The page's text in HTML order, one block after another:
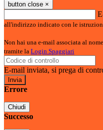
button close ×
all'indirizzo indicato con le
Non hai una e-mail associata al
tramite la Login Spaggiari
E-mail inviata, si prega di
Errore
Chiudi
Successo